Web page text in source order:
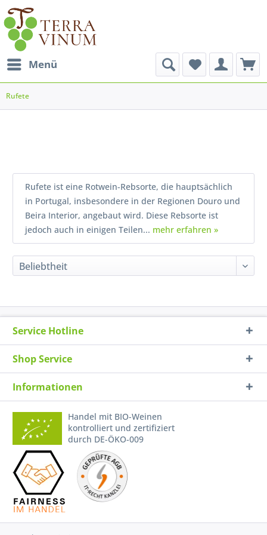
Menü
Rufete
Rufete ist eine Rotwein-Rebsorte, die hauptsächlich
in Portugal, insbesondere in der Regionen Douro und
Beira Interior, angebaut wird. Diese Rebsorte ist
jedoch auch in einigen Teilen... mehr erfahren »
Service Hotline
Shop Service
Informationen
Handel mit BIO-Weinen
kontrolliert und zertifiziert
durch DE-ÖKO-009